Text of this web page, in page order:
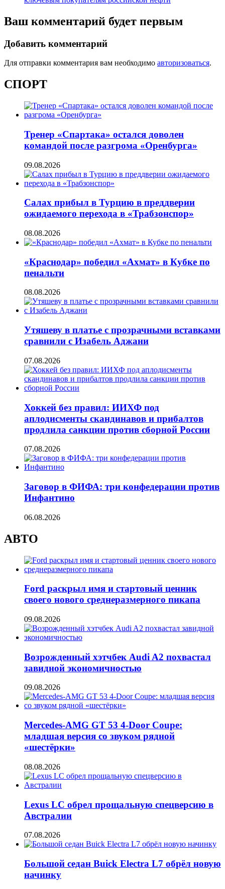
Ваш комментарий будет первым
Добавить комментарий
Для отправки комментария вам необходимо авторизоваться.
СПОРТ
Тренер «Спартака» остался доволен
командой после разгрома «Оренбурга»
09.08.2026
Салах прибыл в Турцию в преддверии
ожидаемого перехода в «Трабзонспор»
08.08.2026
«Краснодар» победил «Ахмат» в Кубке по
пенальти
08.08.2026
Утяшеву в платье с прозрачными вставками
сравнили с Изабель Аджани
07.08.2026
Хоккей без правил: ИИХФ под
аплодисменты скандинавов и прибалтов
продлила санкции против сборной России
07.08.2026
Заговор в ФИФА: три конфедерации против
Инфантино
06.08.2026
АВТО
Ford раскрыл имя и стартовый ценник
своего нового среднеразмерного пикапа
09.08.2026
Возрожденный хэтчбек Audi A2 похвастал
завидной экономичностью
09.08.2026
Mercedes-AMG GT 53 4-Door Coupe:
младшая версия со звуком рядной
«шестёрки»
08.08.2026
Lexus LC обрел прощальную спецверсию в
Австралии
07.08.2026
Большой седан Buick Electra L7 обрёл новую
начинку